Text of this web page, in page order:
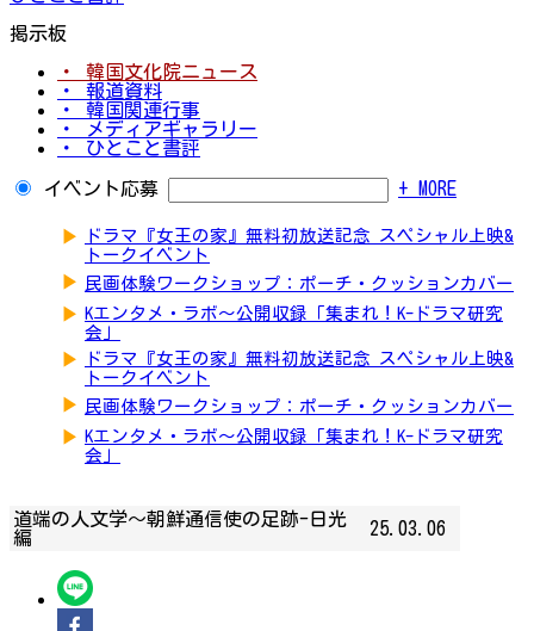
掲示板
・ 韓国文化院ニュース
・ 報道資料
・ 韓国関連行事
・ メディアギャラリー
・ ひとこと書評
イベント応募 + MORE
▶
ドラマ『女王の家』無料初放送記念 スペシャル上映&
トークイベント
▶ 民画体験ワークショップ：ポーチ・クッションカバー
▶ Kエンタメ・ラボ～公開収録「集まれ！K-ドラマ研究
会」
▶
ドラマ『女王の家』無料初放送記念 スペシャル上映&
トークイベント
▶ 民画体験ワークショップ：ポーチ・クッションカバー
▶ Kエンタメ・ラボ～公開収録「集まれ！K-ドラマ研究
会」
道端の人文学〜朝鮮通信使の足跡-日光
編
25.03.06